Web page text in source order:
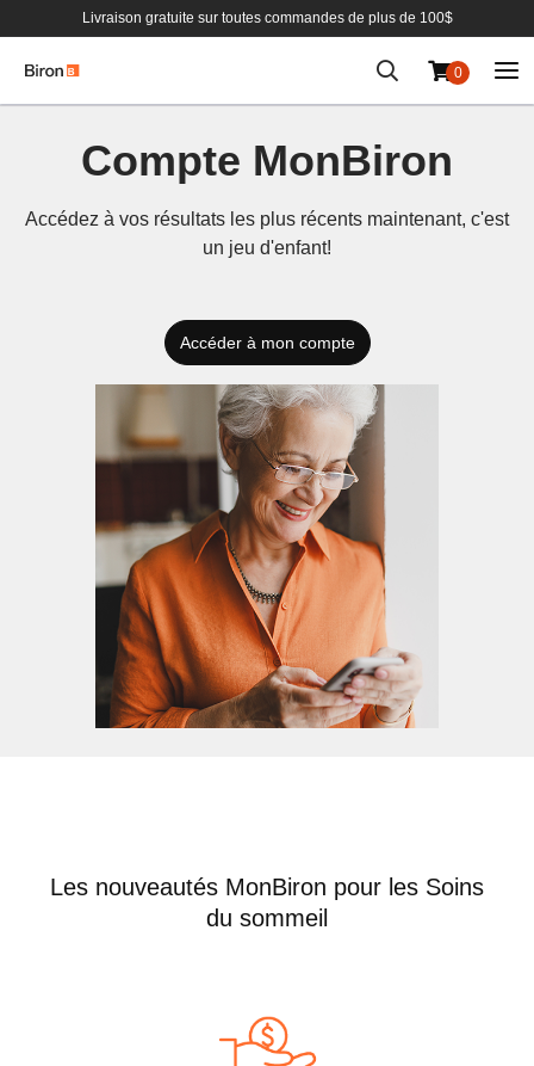
Livraison gratuite sur toutes commandes de plus de 100$
0
contenuCompte MonBiron
Accédez à vos résultats les plus récents maintenant, c'est
un jeu d'enfant!
Accéder à mon compte
Les nouveautés MonBiron pour les Soins
du sommeil